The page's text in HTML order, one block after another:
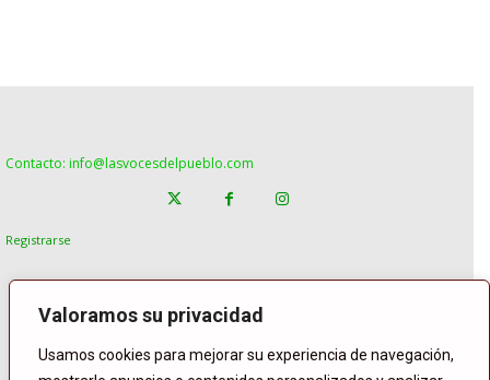
Valoramos su privacidad
Usamos cookies para mejorar su experiencia de navegación,
Contacto: info@lasvocesdelpueblo.com
Registrarse